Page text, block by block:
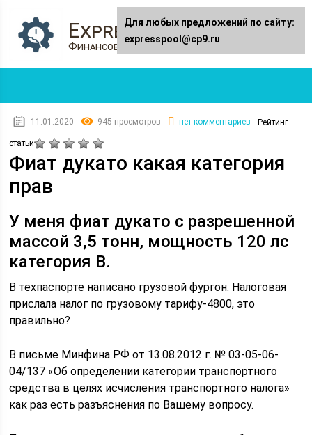
Expresspool.ru
Финансовый журнал
11.01.2020 945 просмотров нет комментариев Рейтинг
статьи
Фиат дукато какая категория
прав
У меня фиат дукато с разрешенной
массой 3,5 тонн, мощность 120 лс
категория В.
В техпаспорте написано грузовой фургон. Налоговая
прислала налог по грузовому тарифу-4800, это
правильно?
В письме Минфина РФ от 13.08.2012 г. № 03-05-06-
04/137 «Об определении категории транспортного
средства в целях исчисления транспортного налога»
как раз есть разъяснения по Вашему вопросу.
Для любых предложений по сайту:
expresspool@cp9.ru